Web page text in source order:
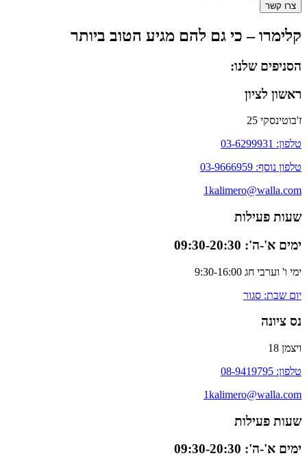
צרו קשר
קלימרו – כי גם להם מגיע הטוב ביותר
הסניפים שלנו:
ראשון לציון
ז'בוטינסקי 25
טלפון: 03-6299931
טלפון נוסף: 03-9666959
1kalimero@walla.com
שעות פעילות
ימים א'-ה': 09:30-20:30
ימי ו' וערבי חג 9:30-16:00
יום שבת: סגור
נס ציונה
ויצמן 18
טלפון: 08-9419795
1kalimero@walla.com
שעות פעילות
ימים א'-ה': 09:30-20:30